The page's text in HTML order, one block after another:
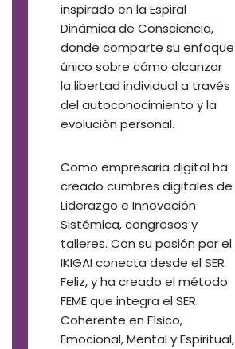
inspirado en la Espiral
Dinámica de Consciencia,
donde comparte su enfoque
único sobre cómo alcanzar
la libertad individual a través
del autoconocimiento y la
evolución personal.
Como empresaria digital ha
creado cumbres digitales de
Liderazgo e Innovación
Sistémica, congresos y
talleres. Con su pasión por el
IKIGAI conecta desde el SER
Feliz, y ha creado el método
FEME que integra el SER
Coherente en Físico,
Emocional, Mental y Espiritual,